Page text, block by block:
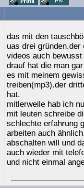
das mit den
uas drei
videos auch
drauf hat die man
es mit meinem
treiben(mp3).der
hat.
mitlerweile hab ich
mit leuten schreibe
schlechte erfahrung
arbeiten auch
abschalten will und
auch wieder mit
und nicht einmal